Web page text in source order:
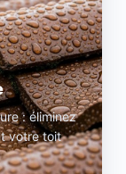
: éliminez
votre toit